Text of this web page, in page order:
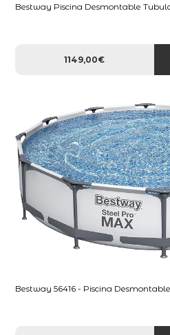
Bestway Piscina Desmontable
1149,00€
Bestway 56416 - Piscina Desmontable